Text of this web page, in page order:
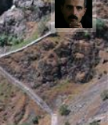
عباس رحمانی